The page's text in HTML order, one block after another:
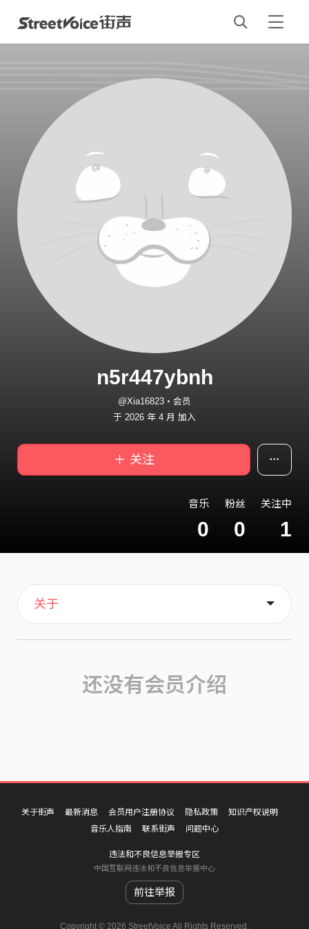
n5r447ybnh
@Xia16823・会员
于 2026 年 4 月 加入
＋ 关注
音乐
0
粉丝
0
关注中
1
主页
喜欢
关于
还没有会员介绍
关于街声 最新消息 会员用户注册协议 隐私政策
知识产权说明
音乐人指南
联系街声 问题中心
违法和不良信息举报专区
中国互联网违法和不良信息举报中心
前往举报
Copyright © 2026 StreetVoice All Rights Reserved.